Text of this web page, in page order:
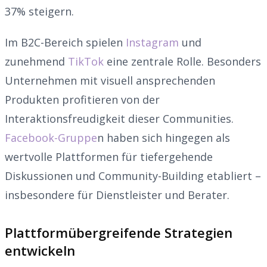
37% steigern.
Im B2C-Bereich spielen Instagram und
zunehmend TikTok eine zentrale Rolle. Besonders
Unternehmen mit visuell ansprechenden
Produkten profitieren von der
Interaktionsfreudigkeit dieser Communities.
Facebook-Gruppen haben sich hingegen als
wertvolle Plattformen für tiefergehende
Diskussionen und Community-Building etabliert –
insbesondere für Dienstleister und Berater.
Plattformübergreifende Strategien
entwickeln